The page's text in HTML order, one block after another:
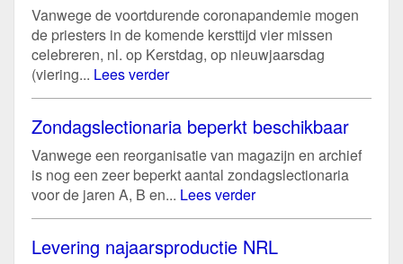
Vanwege de voortdurende coronapandemie mogen
de priesters in de komende kersttijd vier missen
celebreren, nl. op Kerstdag, op nieuwjaarsdag
(viering... Lees verder
Zondagslectionaria beperkt beschikbaar
Vanwege een reorganisatie van magazijn en archief
is nog een zeer beperkt aantal zondagslectionaria
voor de jaren A, B en... Lees verder
Levering najaarsproductie NRL